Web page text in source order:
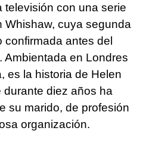
televisión con una serie
Whishaw, cuya segunda
confirmada antes del
Ambientada en Londres
es la historia de Helen
diez años ha
su marido, de profesión
organización.